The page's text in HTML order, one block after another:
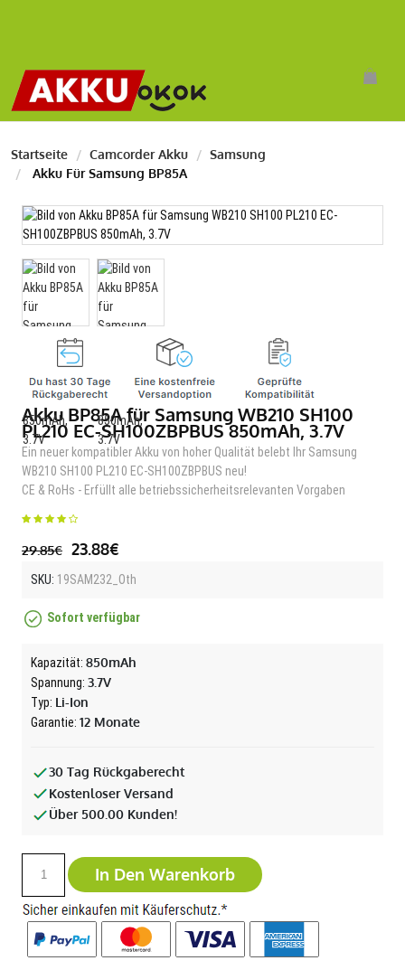
Startseite Camcorder Akku
Samsung
Akku Für Samsung BP85A
Akku BP85A für Samsung WB210 SH100
PL210 EC-SH100ZBPBUS 850mAh, 3.7V
Ein neuer kompatibler Akku von hoher Qualität belebt Ihr Samsung
WB210 SH100 PL210 EC-SH100ZBPBUS neu!
CE & RoHs - Erfüllt alle betriebssicherheitsrelevanten Vorgaben
29.85€ 23.88€
SKU: 19SAM232_Oth
Sofort verfügbar
Kapazität: 850mAh
Spannung: 3.7V
Typ: Li-Ion
Garantie: 12 Monate
30 Tag Rückgaberecht
Kostenloser Versand
Über 500.00 Kunden!
In Den Warenkorb